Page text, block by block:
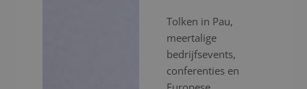
Tolken in Pau,
meertalige
bedrijfsevents,
conferenties en